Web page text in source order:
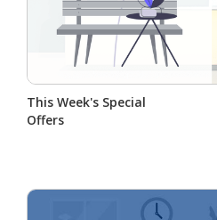
This Week's Special
Offers